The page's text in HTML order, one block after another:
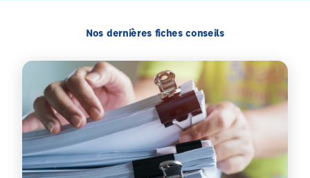
Nos dernières fiches conseils